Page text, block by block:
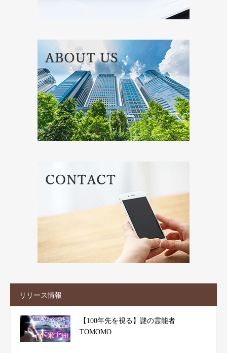
リリース情報
【100年先を視る】謎の霊能者
TOMOMO